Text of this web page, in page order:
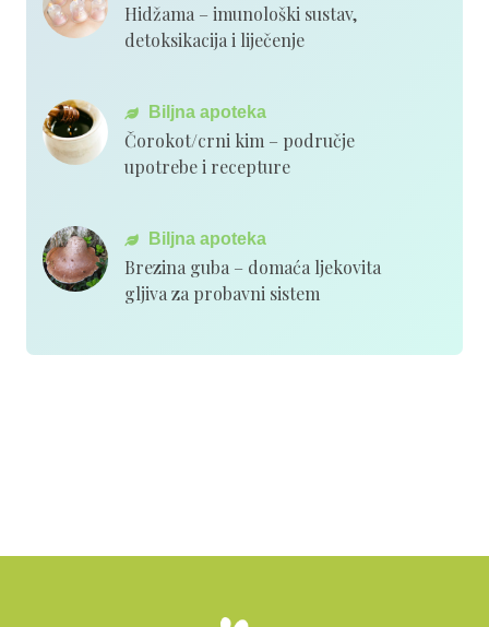
Hidžama – imunološki sustav,
detoksikacija i liječenje
Biljna apoteka
Čorokot/crni kim – područje
upotrebe i recepture
Biljna apoteka
Brezina guba – domaća ljekovita
gljiva za probavni sistem